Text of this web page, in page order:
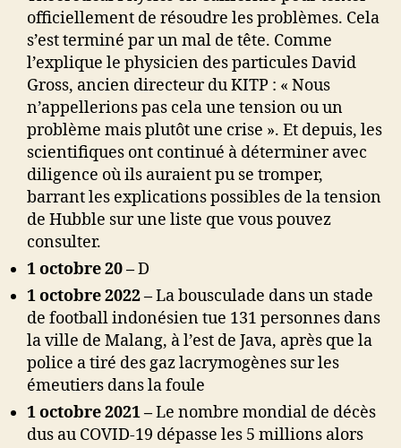
officiellement de résoudre les problèmes. Cela
s’est terminé par un mal de tête. Comme
l’explique le physicien des particules David
Gross, ancien directeur du KITP : « Nous
n’appellerions pas cela une tension ou un
problème mais plutôt une crise ». Et depuis, les
scientifiques ont continué à déterminer avec
diligence où ils auraient pu se tromper,
barrant les explications possibles de la tension
de Hubble sur une liste que vous pouvez
consulter.
1 octobre 20–D
1 octobre 2022 –La bousculade dans un stade
de football indonésien tue 131 personnes dans
la ville de Malang, à l’est de Java, après que la
police a tiré des gaz lacrymogènes sur les
émeutiers dans la foule
1 octobre 2021 –Le nombre mondial de décès
dus au COVID-19 dépasse les 5 millions alors